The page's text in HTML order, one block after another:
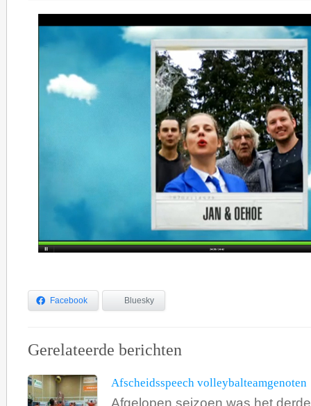
Facebook Bluesky
Gerelateerde berichten
Afscheidsspeech volleybalteamgenoten
Afgelopen seizoen was het